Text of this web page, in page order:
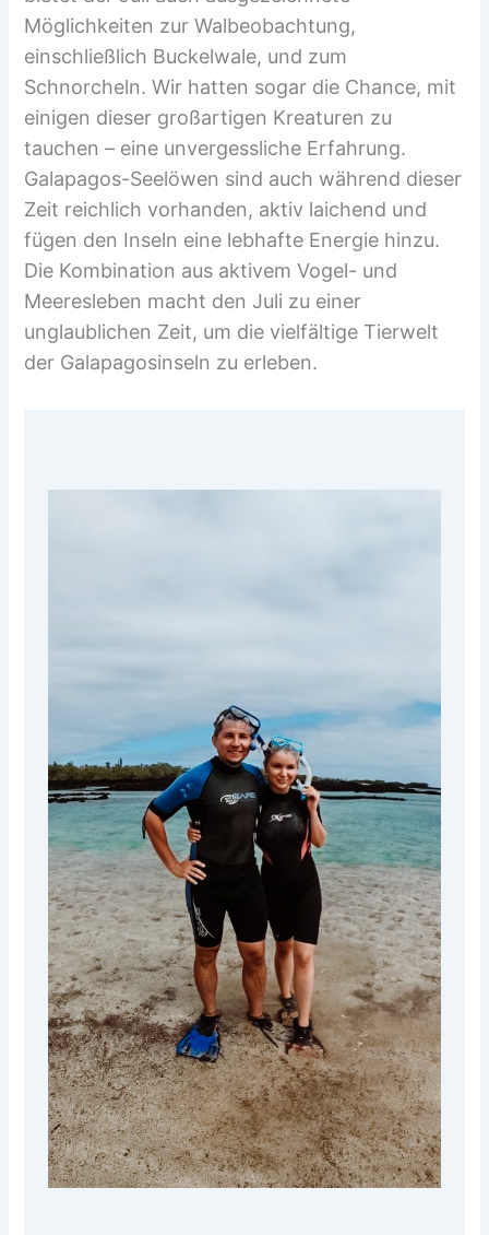
Möglichkeiten zur Walbeobachtung,
einschließlich Buckelwale, und zum
Schnorcheln. Wir hatten sogar die Chance, mit
einigen dieser großartigen Kreaturen zu
tauchen – eine unvergessliche Erfahrung.
Galapagos-Seelöwen sind auch während dieser
Zeit reichlich vorhanden, aktiv laichend und
fügen den Inseln eine lebhafte Energie hinzu.
Die Kombination aus aktivem Vogel- und
Meeresleben macht den Juli zu einer
unglaublichen Zeit, um die vielfältige Tierwelt
der Galapagosinseln zu erleben.